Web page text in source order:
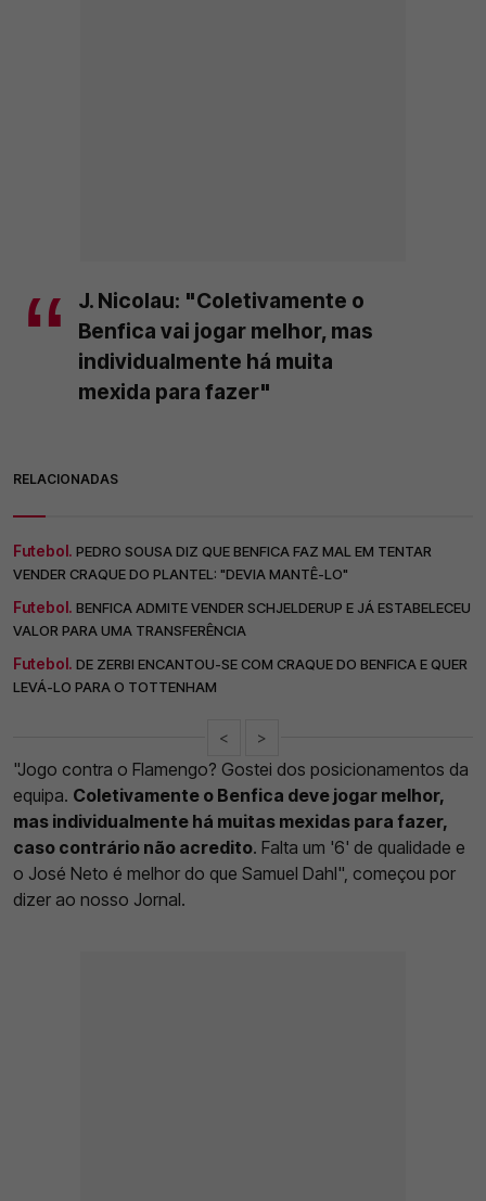
J. Nicolau: "Coletivamente o
Benfica vai jogar melhor, mas
individualmente há muita
mexida para fazer"
RELACIONADAS
Futebol. PEDRO SOUSA DIZ QUE BENFICA FAZ MAL EM TENTAR
VENDER CRAQUE DO PLANTEL: "DEVIA MANTÊ-LO"
Futebol. BENFICA ADMITE VENDER SCHJELDERUP E JÁ ESTABELECEU
VALOR PARA UMA TRANSFERÊNCIA
Futebol. DE ZERBI ENCANTOU-SE COM CRAQUE DO BENFICA E QUER
LEVÁ-LO PARA O TOTTENHAM
< >
"Jogo contra o Flamengo? Gostei dos posicionamentos da
equipa. Coletivamente o Benfica deve jogar melhor,
mas individualmente há muitas mexidas para fazer,
caso contrário não acredito. Falta um '6' de qualidade e
o José Neto é melhor do que Samuel Dahl", começou por
dizer ao nosso Jornal.